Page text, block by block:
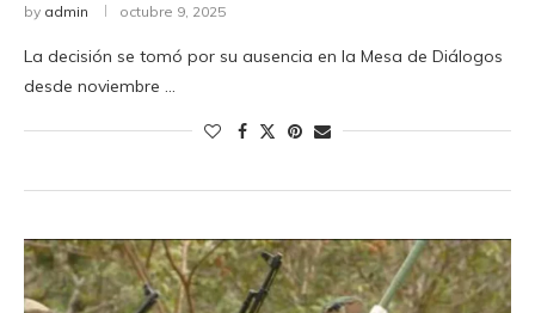
by admin octubre 9, 2025
La decisión se tomó por su ausencia en la Mesa de Diálogos
desde noviembre …